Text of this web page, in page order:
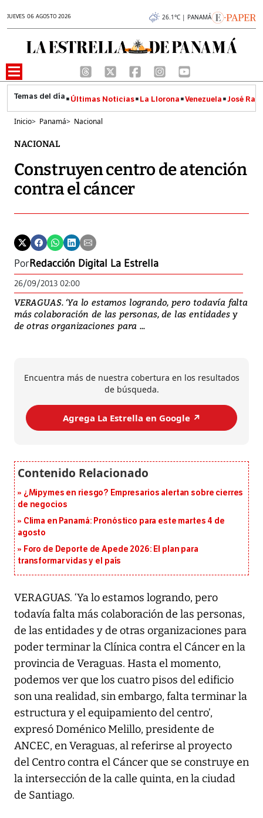
JUEVES 06 AGOSTO 2026 26.1°C | PANAMÁ
Últimas Noticias La Llorona Venezuela José
Inicio> Panamá> Nacional
NACIONAL
Construyen centro de atención
contra el cáncer
PorRedacción Digital La Estrella
26/09/2013 02:00
VERAGUAS. ‘Ya lo estamos logrando, pero todavía falta
más colaboración de las personas, de las entidades y
de otras organizaciones para ...
Encuentra más de nuestra cobertura en los resultados
de búsqueda.
Agrega La Estrella en Google ↗️
¿Mipymes en riesgo? Empresarios alertan sobre cierres
de negocios
Clima en Panamá: Pronóstico para este martes 4 de
agosto
Foro de Deporte de Apede 2026: El plan para
transformar vidas y el país
VERAGUAS. ‘Ya lo estamos logrando, pero
todavía falta más colaboración de las personas,
de las entidades y de otras organizaciones para
poder terminar la Clínica contra el Cáncer en la
provincia de Veraguas. Hasta el momento,
podemos ver que los cuatro pisos del edificio
son una realidad, sin embargo, falta terminar la
estructura y el equipamiento del centro’,
expresó Doménico Melillo, presidente de
ANCEC, en Veraguas, al referirse al proyecto
del Centro contra el Cáncer que se construye en
la intersección de la calle quinta, en la ciudad
de Santiago.